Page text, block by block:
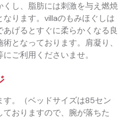
し、脂肪には刺激を与え燃焼
ります。villaのもみほぐしは
あげるとすぐに柔らかくなる良
となっております。肩凝り、
ご利用くださいませ。
。（ベッドサイズは85セン
おりますので、腕が落ちた